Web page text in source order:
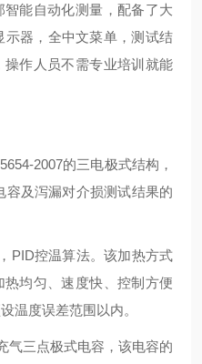
能自动化测量，配备了大
示器，全中文菜单，测试结
作人员不需专业培训就能
2007的三电极式结构，
及泻漏对介损测试结果的
PID控温算法。该加热方式
均匀、速度快、控制方便
温度误差范围以内。
气三点极式电容，该电容的